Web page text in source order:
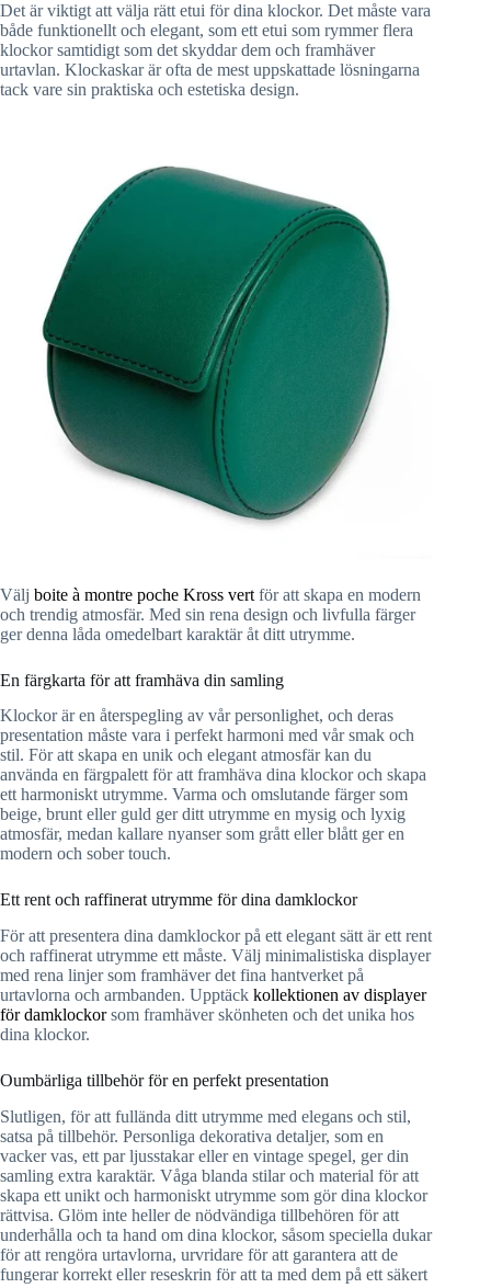
Det är viktigt att välja rätt etui för dina klockor. Det måste vara
både funktionellt och elegant, som ett etui som rymmer flera
klockor samtidigt som det skyddar dem och framhäver
urtavlan. Klockaskar är ofta de mest uppskattade lösningarna
tack vare sin praktiska och estetiska design.
Välj boite à montre poche Kross vert för att skapa en modern
och trendig atmosfär. Med sin rena design och livfulla färger
ger denna låda omedelbart karaktär åt ditt utrymme.
En färgkarta för att framhäva din samling
Klockor är en återspegling av vår personlighet, och deras
presentation måste vara i perfekt harmoni med vår smak och
stil. För att skapa en unik och elegant atmosfär kan du
använda en färgpalett för att framhäva dina klockor och skapa
ett harmoniskt utrymme. Varma och omslutande färger som
beige, brunt eller guld ger ditt utrymme en mysig och lyxig
atmosfär, medan kallare nyanser som grått eller blått ger en
modern och sober touch.
Ett rent och raffinerat utrymme för dina damklockor
För att presentera dina damklockor på ett elegant sätt är ett rent
och raffinerat utrymme ett måste. Välj minimalistiska displayer
med rena linjer som framhäver det fina hantverket på
urtavlorna och armbanden. Upptäck kollektionen av displayer
för damklockorsom framhäver skönheten och det unika hos
dina klockor.
Oumbärliga tillbehör för en perfekt presentation
Slutligen, för att fullända ditt utrymme med elegans och stil,
satsa på tillbehör. Personliga dekorativa detaljer, som en
vacker vas, ett par ljusstakar eller en vintage spegel, ger din
samling extra karaktär. Våga blanda stilar och material för att
skapa ett unikt och harmoniskt utrymme som gör dina klockor
rättvisa. Glöm inte heller de nödvändiga tillbehören för att
underhålla och ta hand om dina klockor, såsom speciella dukar
för att rengöra urtavlorna, urvridare för att garantera att de
fungerar korrekt eller reseskrin för att ta med dem på ett säkert